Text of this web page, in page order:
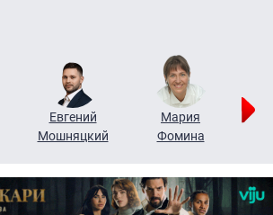
Евгений
Мошняцкий
Мария
Фомина